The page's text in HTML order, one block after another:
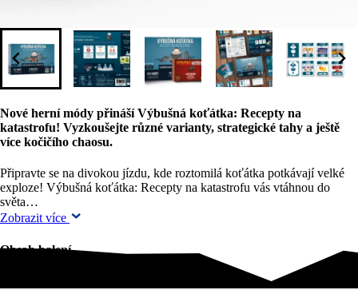
Nové herní módy přináší Výbušná koťátka: Recepty na
katastrofu! Vyzkoušejte různé varianty, strategické tahy a ještě
více kočičího chaosu.
Připravte se na divokou jízdu, kde roztomilá koťátka potkávají velké
exploze! Výbušná koťátka: Recepty na katastrofu vás vtáhnou do
světa…
Zobrazit více
Obsah balení